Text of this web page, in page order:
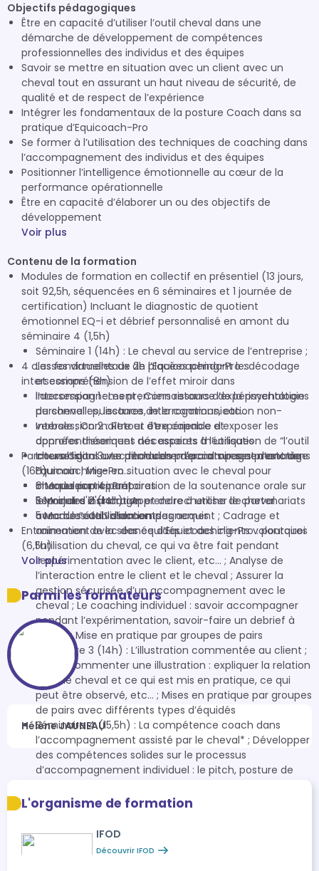
Objectifs pédagogiques
Être en capacité d’utiliser l’outil cheval dans une
démarche de développement de compétences
professionnelles des individus et des équipes
Savoir se mettre en situation avec un client avec un
cheval tout en assurant un haut niveau de sécurité, de
qualité et de respect de l’expérience
Intégrer les fondamentaux de la posture Coach dans sa
pratique d’Equicoach-Pro
Se former à l’utilisation des techniques de coaching dans
l’accompagnement des individus et des équipes
Positionner l’intelligence émotionnelle au cœur de la
performance opérationnelle
Être en capacité d’élaborer un ou des objectifs de
développement
Voir plus
Contenu de la formation
Modules de formation en collectif en présentiel (13 jours,
soit 92,5h, séquencées en 6 séminaires et 1 journée de
certification) Incluant le diagnostic de quotient
émotionnel EQ-i et débrief personnalisé en amont du
séminaire 4 (1,5h)
Séminaire 1 (14h) : Le cheval au service de l’entreprise ;
Les fondamentaux de l’Equicoaching-Pro : décodage
et compréhension de l’effet miroir dans
l’accompagnement ; Connaissance de la psychologie
du cheval : puissance de la communication non-
verbale ; Connaître et être capable d’exposer les
données théoriques nécessaires à l’utilisation de “l’outil
cheval” dans une démarche d’accompagnement de
l’humain ; Mise en situation avec le cheval pour
chaque participant
Séminaire 2 (14h) : Apprendre à utiliser le cheval
comme “outil” d’accompagnement ; Cadrage et
animation de la séance d’Equicoaching-Pro : pourquoi
l’utilisation du cheval, ce qui va être fait pendant
l’expérimentation avec le client, etc… ; Analyse de
l’interaction entre le client et le cheval ; Assurer la
gestion sécurisée d’un accompagnement avec le
cheval ; Le coaching individuel : savoir accompagner
pendant l’expérimentation, savoir-faire un debrief à
chaud ; Mise en pratique par groupes de pairs
Séminaire 3 (14h) : L’illustration commentée au client ;
Savoir commenter une illustration : expliquer la relation
avec le cheval et ce qui est mis en pratique, ce qui
peut être observé, etc… ; Mises en pratique par groupes
de pairs avec différents types d’équidés
Séminaire 4 (15,5h) : La compétence coach dans
l’accompagnement assisté par le cheval* ; Développer
des compétences solides sur le processus
d’accompagnement individuel : le pitch, posture de
L’intelligence émotionnelle ; Communication assertive
*Avec diagnostic EQ-i et débrief personnalisé en
amont du séminaire (1,5h)
Séminaire 5 (14h) : L’Equicoaching-Pro dans
l’accompagnement collectif ; Découverte de
4 classes virtuelles de 2h placées pendant les
intersessions (8h)
Intersession 1 : Les premiers retours d’expérimentations
personnelles, lectures, interrogations, etc…
Intersession 2 : Retour d’expérience et
approfondissement des aspects théoriques
Intersession 3 : Le pitch commercial sur ses prestations
Equicoaching-Pro...
Intersession 4 : Préparation de la soutenance orale sur
le projet d'installation et de recherche de partenariats
avec des établissements
Parcours digital avec modules préparatoires et d’ancrage
(16h)
6 Modules préparatoires
5 Modules d'ancrage
5 Modules de validation des acquis
Entrainement avec des équidés et des clients volontaires
(6,5h)
Voir plus
Parmi les formateurs
Hélène JAUNEAU
L'organisme de formation
IFOD
Découvrir IFOD